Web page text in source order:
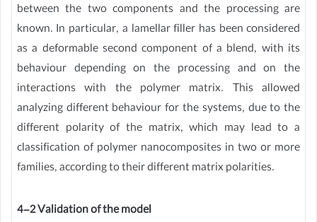
between the two components and the processing are
known. In particular, a lamellar filler has been considered
as a deformable second component of a blend, with its
behaviour depending on the processing and on the
interactions with the polymer matrix. This allowed
analyzing different behaviour for the systems, due to the
different polarity of the matrix, which may lead to a
classification of polymer nanocomposites in two or more
families, according to their different matrix polarities.
4-2 Validation of the model